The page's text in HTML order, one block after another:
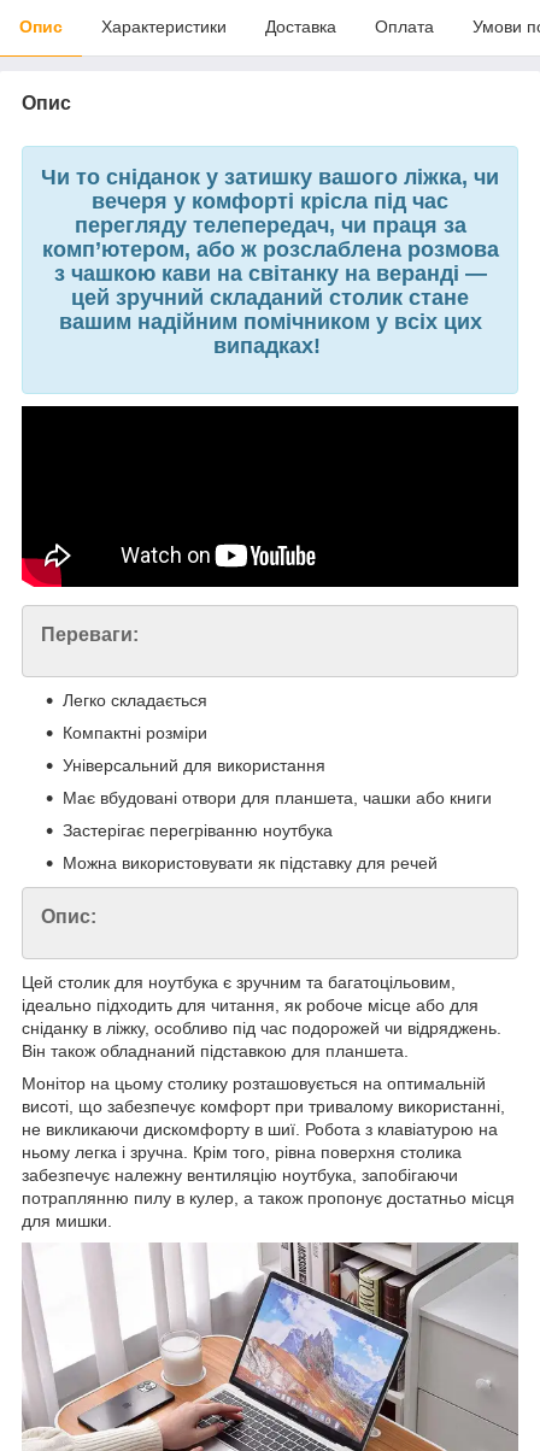
Опис Характеристики Доставка Оплата Умови
Опис
Чи то сніданок у затишку вашого ліжка, чи
вечеря у комфорті крісла під час
перегляду телепередач, чи праця за
комп’ютером, або ж розслаблена розмова
з чашкою кави на світанку на веранді —
цей зручний складаний столик стане
вашим надійним помічником у всіх цих
випадках!
Переваги:
Легко складається
Компактні розміри
Універсальний для використання
Має вбудовані отвори для планшета, чашки або книги
Застерігає перегріванню ноутбука
Можна використовувати як підставку для речей
Опис:
Цей столик для ноутбука є зручним та багатоцільовим,
ідеально підходить для читання, як робоче місце або для
сніданку в ліжку, особливо під час подорожей чи відряджень.
Він також обладнаний підставкою для планшета.
Монітор на цьому столику розташовується на оптимальній
висоті, що забезпечує комфорт при тривалому використанні,
не викликаючи дискомфорту в шиї. Робота з клавіатурою на
ньому легка і зручна. Крім того, рівна поверхня столика
забезпечує належну вентиляцію ноутбука, запобігаючи
потраплянню пилу в кулер, а також пропонує достатньо місця
для мишки.